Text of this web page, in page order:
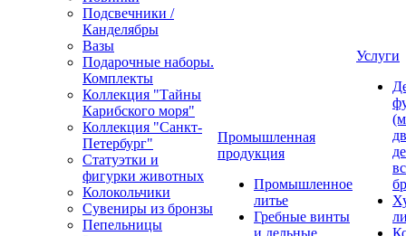
Подсвечники /
Канделябры
Вазы
Подарочные наборы.
Комплекты
Коллекция "Тайны
Карибского моря"
Коллекция "Санкт-
Петербург"
Статуэтки и
фигурки животных
Колокольчики
Сувениры из бронзы
Пепельницы
Промышленная
продукция
Промышленное
литье
Гребные винты
и дельные
Услуги